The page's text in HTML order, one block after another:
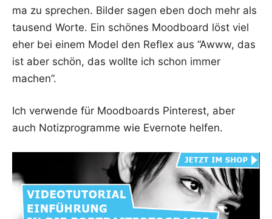
ma zu spre­chen. Bil­der sagen eben doch mehr als
tau­send Wor­te. Ein schö­nes Mood­board löst viel
eher bei einem Model den Reflex aus “Awww, das
ist aber schön, das woll­te ich schon immer
machen”.
Ich ver­wen­de für Mood­boards Pin­te­rest, aber
auch Notiz­pro­gram­me wie Ever­no­te helfen.